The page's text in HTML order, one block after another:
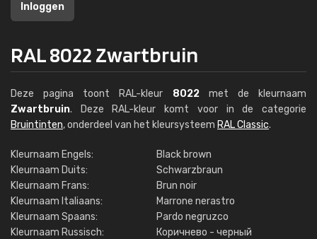
Inloggen
RAL 8022 Zwartbruin
Deze pagina toont RAL-kleur 8022met de kleurnaam
Zwartbruin. Deze RAL-kleur komt voor in de categorie
Bruintinten, onderdeel van het kleursysteem RAL Classic.
Kleurnaam Engels:
Black brown
Kleurnaam Duits:
Schwarzbraun
Kleurnaam Frans:
Brun noir
Kleurnaam Italiaans:
Marrone nerastro
Kleurnaam Spaans:
Pardo negruzco
Kleurnaam Russisch:
Коричнево - черный